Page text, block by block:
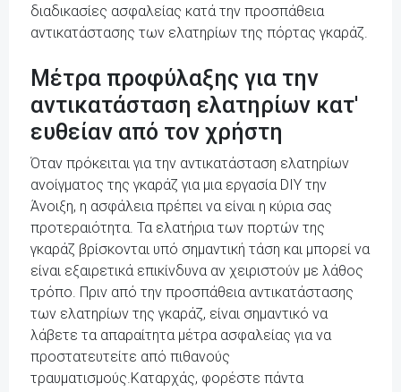
διαδικασίες ασφαλείας κατά την προσπάθεια
αντικατάστασης των ελατηρίων της πόρτας γκαράζ.
Μέτρα προφύλαξης για την
αντικατάσταση ελατηρίων κατ'
ευθείαν από τον χρήστη
Όταν πρόκειται για την αντικατάσταση ελατηρίων
ανοίγματος της γκαράζ για μια εργασία DIY την
Άνοιξη, η ασφάλεια πρέπει να είναι η κύρια σας
προτεραιότητα. Τα ελατήρια των πορτών της
γκαράζ βρίσκονται υπό σημαντική τάση και μπορεί να
είναι εξαιρετικά επικίνδυνα αν χειριστούν με λάθος
τρόπο. Πριν από την προσπάθεια αντικατάστασης
των ελατηρίων της γκαράζ, είναι σημαντικό να
λάβετε τα απαραίτητα μέτρα ασφαλείας για να
προστατευτείτε από πιθανούς
τραυματισμούς.Καταρχάς, φορέστε πάντα